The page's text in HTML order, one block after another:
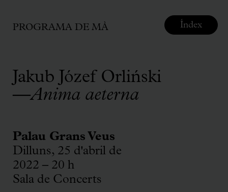
PROGRAMA DE MÀ
Jakub Józef Orliński
—Anima aeterna
Palau Grans Veus
Dilluns, 25 d'abril de
2022 – 20 h
Sala de Concerts
Índex